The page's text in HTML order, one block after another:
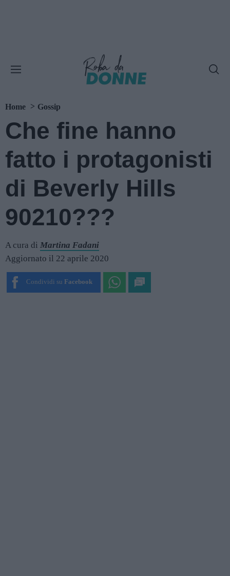
Home Gossip
Che fine hanno
fatto i protagonisti
di Beverly Hills
90210???
A cura di Martina Fadani
Aggiornato il 22 aprile 2020
Condividi su Facebook